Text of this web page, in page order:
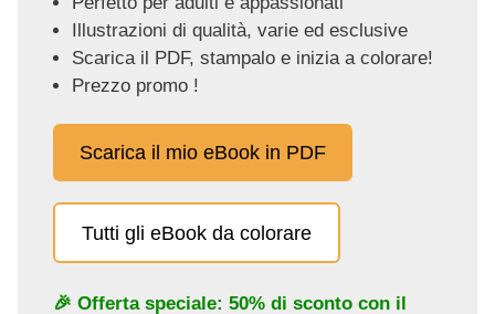
Illustrazioni di qualità, varie ed esclusive
Scarica il PDF, stampalo e inizia a colorare!
Prezzo promo !
Scarica il mio eBook in PDF
Tutti gli eBook da colorare
🎉 Offerta speciale: 50% di sconto con il